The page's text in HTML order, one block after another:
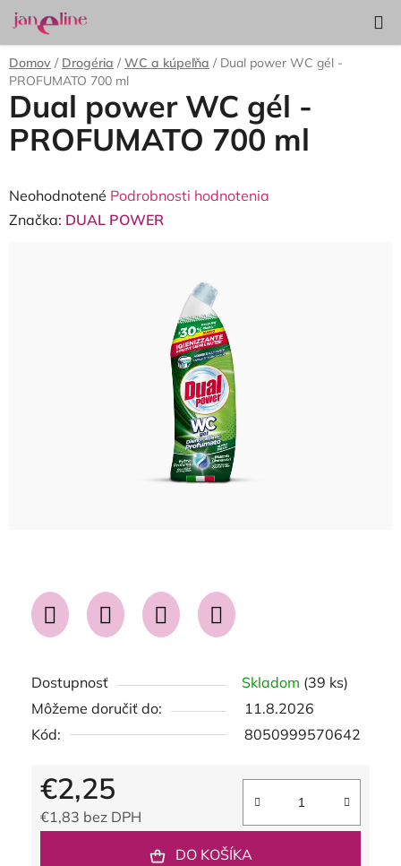
Prejsť
na
obsah
KOŠÍK
Domov / Drogéria / WC a kúpeľňa / Dual power WC gél -
PROFUMATO 700 ml
Dostupnosť Skladom (39 ks)
Môžeme doručiť do:
11.8.2026
Kód:
8050999570642
€2,25
€1,83 bez DPH
DO KOŠÍKA
Dual power WC gél -
PROFUMATO 700 ml
Priemerné
hodnotenie
Neohodnotené Podrobnosti hodnotenia
Značka: DUAL POWER